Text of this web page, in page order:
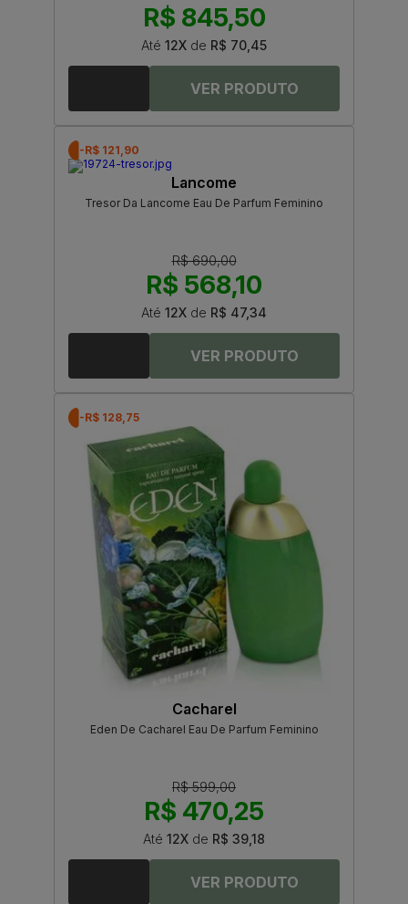
R$ 845,50
Até 12X de R$ 70,45
-R$ 121,90
Lancome
Tresor Da Lancome Eau De Parfum Feminino
R$ 690,00
R$ 568,10
Até 12X de R$ 47,34
-R$ 128,75
Cacharel
Eden De Cacharel Eau De Parfum Feminino
R$ 599,00
R$ 470,25
Até 12X de R$ 39,18